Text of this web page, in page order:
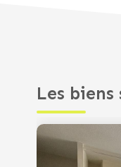
Les